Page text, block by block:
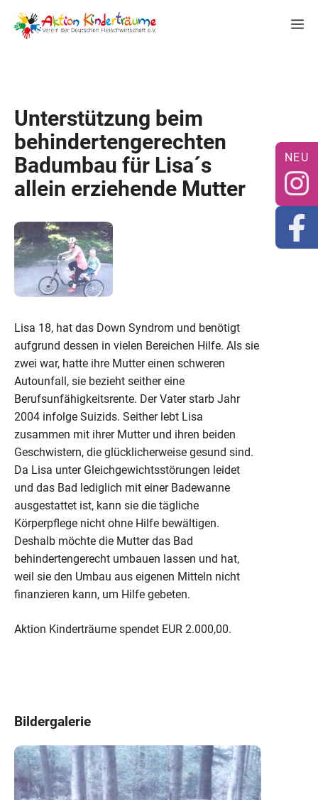
Inhalt
springen
Unterstützung beim
behindertengerechten
Badumbau für Lisa´s
allein erziehende Mutter
Lisa 18, hat das Down Syndrom und benötigt
aufgrund dessen in vielen Bereichen Hilfe. Als sie
zwei war, hatte ihre Mutter einen schweren
Autounfall, sie bezieht seither eine
Berufsunfähigkeitsrente. Der Vater starb Jahr
2004 infolge Suizids. Seither lebt Lisa
zusammen mit ihrer Mutter und ihren beiden
Geschwistern, die glücklicherweise gesund sind.
Da Lisa unter Gleichgewichtsstörungen leidet
und das Bad lediglich mit einer Badewanne
ausgestattet ist, kann sie die tägliche
Körperpflege nicht ohne Hilfe bewältigen.
Deshalb möchte die Mutter das Bad
behindertengerecht umbauen lassen und hat,
weil sie den Umbau aus eigenen Mitteln nicht
finanzieren kann, um Hilfe gebeten.
Aktion Kinderträume spendet EUR 2.000,00.
Bildergalerie